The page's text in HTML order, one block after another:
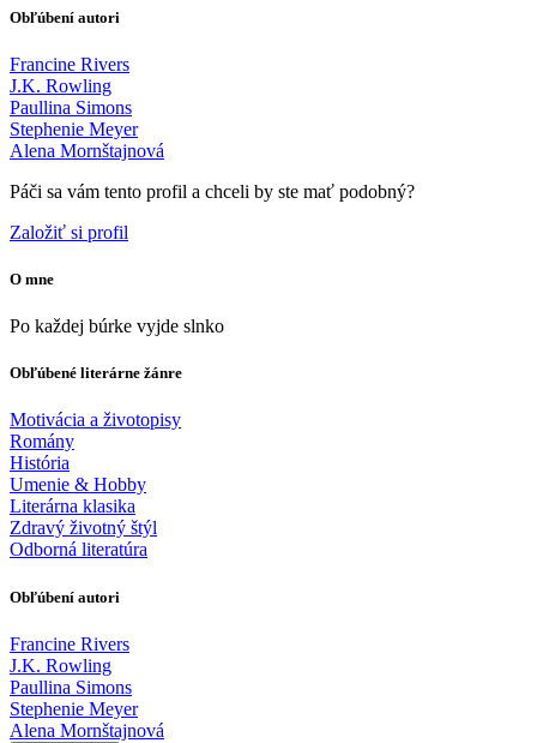
Obľúbení autori
Francine Rivers
J.K. Rowling
Paullina Simons
Stephenie Meyer
Alena Mornštajnová
Páči sa vám tento profil a chceli by ste mať podobný?
Založiť si profil
O mne
Po každej búrke vyjde slnko
Obľúbené literárne žánre
Motivácia a životopisy
Romány
História
Umenie & Hobby
Literárna klasika
Zdravý životný štýl
Odborná literatúra
Obľúbení autori
Francine Rivers
J.K. Rowling
Paullina Simons
Stephenie Meyer
Alena Mornštajnová